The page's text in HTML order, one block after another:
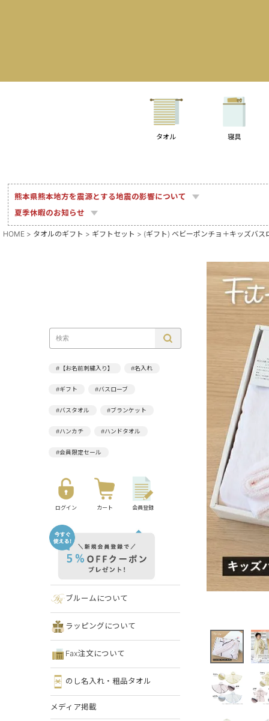
タオル 寝具
熊本県熊本地方を震源とする地震の影響について
夏季休暇のお知らせ
HOME タオルのギフト ギフトセット (ギフト) ベビーポンチョ＋キッズバ
#【お名前刺繍入り】 #名入れ
#ギフト #バスローブ
#バスタオル #ブランケット
#ハンカチ #ハンドタオル
#会員限定セール
ログイン カート 会員登録
ブルームについて
ラッピングについて
Fax注文について
のし名入れ・粗品タオル
メディア掲載